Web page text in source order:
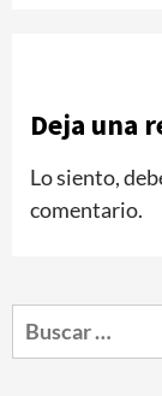
Deja una
Lo siento,
comentario.
Buscar: